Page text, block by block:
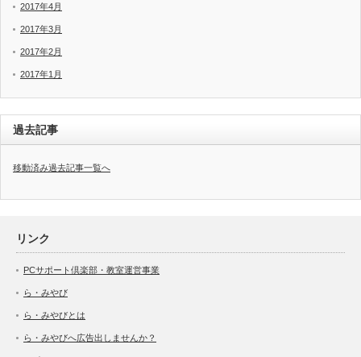
2017年4月
2017年3月
2017年2月
2017年1月
過去記事
移動済み過去記事一覧へ
リンク
PCサポート倶楽部・教室運営事業
ら・みやび
ら・みやびとは
ら・みやびへ広告出しませんか？